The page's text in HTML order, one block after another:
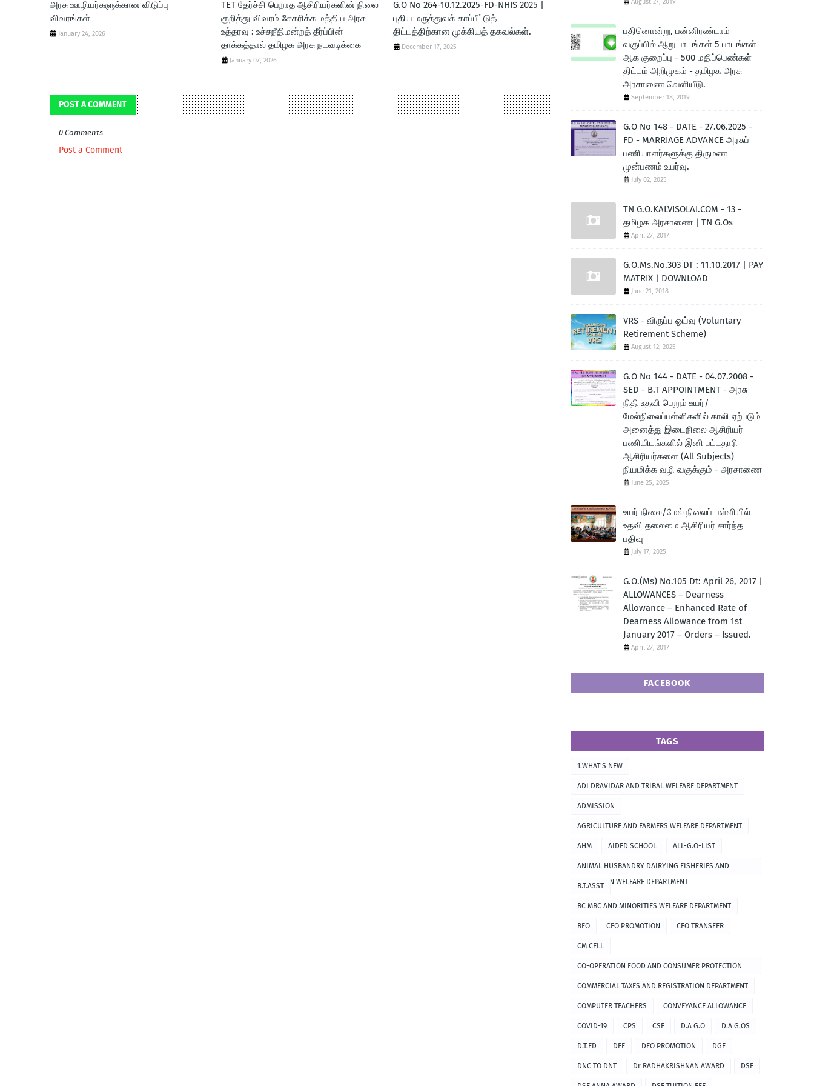
அரசு ஊழியர்களுக்கான விடுப்பு
விவரங்கள்
January 24, 2026
TET தேர்ச்சி பெறாத ஆசிரியர்களின் நிலை
குறித்து விவரம் சேகரிக்க மத்திய அரசு
உத்தரவு : உச்சநீதிமன்றத் தீர்ப்பின்
தாக்கத்தால் தமிழக அரசு நடவடிக்கை
January 07, 2026
G.O No 264-10.12.2025-FD-NHIS 2025 |
புதிய மருத்துவக் காப்பீட்டுத்
திட்டத்திற்கான முக்கியத் தகவல்கள்.
December 17, 2025
POST A COMMENT
0 Comments
Post a Comment
பதினொன்று, பன்னிரண்டாம்
வகுப்பில் ஆறு பாடங்கள் 5 பாடங்கள்
ஆக குறைப்பு - 500 மதிப்பெண்கள்
திட்டம் அறிமுகம் - தமிழக அரசு
அரசாணை வெளியீடு.
September 18, 2019
G.O No 148 - DATE - 27.06.2025 -
FD - MARRIAGE ADVANCE அரசுப்
பணியாளர்களுக்கு திருமண
முன்பணம் உயர்வு.
July 02, 2025
TN G.O.KALVISOLAI.COM - 13 -
தமிழக அரசாணை | TN G.Os
April 27, 2017
G.O.Ms.No.303 DT : 11.10.2017 | PAY
MATRIX | DOWNLOAD
June 21, 2018
VRS - விருப்ப ஓய்வு (Voluntary
Retirement Scheme)
August 12, 2025
G.O No 144 - DATE - 04.07.2008 -
SED - B.T APPOINTMENT - அரசு
நிதி உதவி பெறும் உயர்/
மேல்நிலைப்பள்ளிகளில் காலி ஏற்படும்
அனைத்து இடைநிலை ஆசிரியர்
பணியிடங்களில் இனி பட்டதாரி
ஆசிரியர்களை (All Subjects)
நியமிக்க வழி வகுக்கும் - அரசாணை
June 25, 2025
உயர் நிலை/மேல் நிலைப் பள்ளியில்
உதவி தலைமை ஆசிரியர் சார்ந்த
பதிவு
July 17, 2025
G.O.(Ms) No.105 Dt: April 26, 2017 |
ALLOWANCES – Dearness
Allowance – Enhanced Rate of
Dearness Allowance from 1st
January 2017 – Orders – Issued.
April 27, 2017
FACEBOOK
TAGS
1.WHAT'S NEW
ADI DRAVIDAR AND TRIBAL WELFARE DEPARTMENT
ADMISSION
AGRICULTURE AND FARMERS WELFARE DEPARTMENT
AHM AIDED SCHOOL ALL-G.O-LIST
ANIMAL HUSBANDRY DAIRYING FISHERIES AND
FISHERMEN WELFARE DEPARTMENT
B.T.ASST
BC MBC AND MINORITIES WELFARE DEPARTMENT
BEO CEO PROMOTION CEO TRANSFER
CM CELL
CO-OPERATION FOOD AND CONSUMER PROTECTION
DEPARTMENT
COMMERCIAL TAXES AND REGISTRATION DEPARTMENT
COMPUTER TEACHERS CONVEYANCE ALLOWANCE
COVID-19 CPS CSE D.A G.O D.A G.OS
D.T.ED DEE DEO PROMOTION DGE
DNC TO DNT Dr RADHAKRISHNAN AWARD DSE